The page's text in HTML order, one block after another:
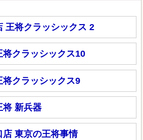
王将クラッシックス 2
クラッシックス10
クラッシックス9
将 新兵器
東京の王将事情